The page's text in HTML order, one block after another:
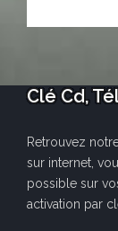
Clé Cd,
Retrouvez
sur internet,
possible sur
activation par